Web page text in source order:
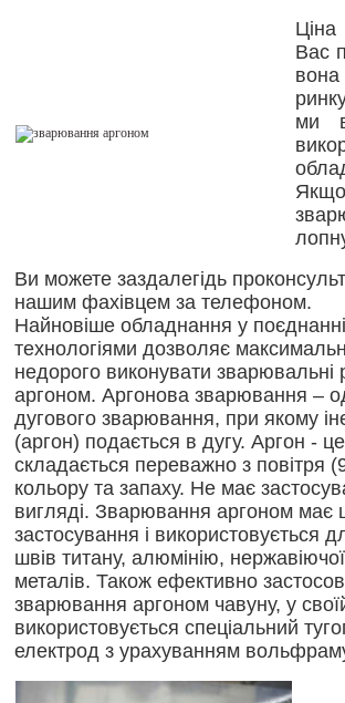
Вас
ми
Ви можете заздалегідь
нашим фахівцем за телефоном.
Найновіше обладнання у
технологіями дозволяє
недорого виконувати зварювальні
аргоном. Аргонова зварювання –
дугового зварювання, при якому
(аргон) подається в дугу. Аргон -
складається переважно з повітря
кольору та запаху. Не має
вигляді. Зварювання аргоном має
застосування і використовується
швів титану, алюмінію,
металів. Також ефективно
зварювання аргоном чавуну, у
використовується спеціальний
електрод з урахуванням